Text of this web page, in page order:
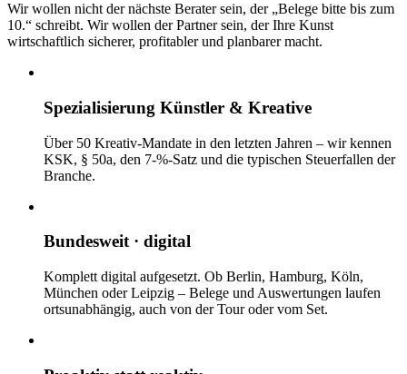
Wir wollen nicht der nächste Berater sein, der „Belege bitte bis zum
10.“ schreibt. Wir wollen der Partner sein, der Ihre Kunst
wirtschaftlich sicherer, profitabler und planbarer macht.
Spezialisierung Künstler & Kreative
Über 50 Kreativ-Mandate in den letzten Jahren – wir kennen
KSK, § 50a, den 7-%-Satz und die typischen Steuerfallen der
Branche.
Bundesweit · digital
Komplett digital aufgesetzt. Ob Berlin, Hamburg, Köln,
München oder Leipzig – Belege und Auswertungen laufen
ortsunabhängig, auch von der Tour oder vom Set.